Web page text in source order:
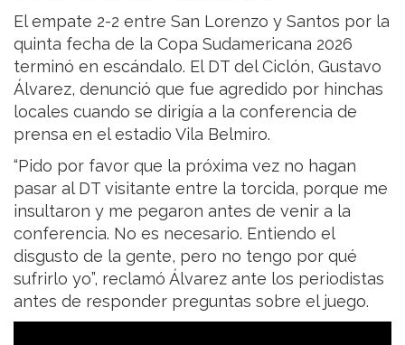
El empate 2-2 entre San Lorenzo y Santos por la
quinta fecha de la Copa Sudamericana 2026
terminó en escándalo. El DT del Ciclón, Gustavo
Álvarez, denunció que fue agredido por hinchas
locales cuando se dirigía a la conferencia de
prensa en el estadio Vila Belmiro.
“Pido por favor que la próxima vez no hagan
pasar al DT visitante entre la torcida, porque me
insultaron y me pegaron antes de venir a la
conferencia. No es necesario. Entiendo el
disgusto de la gente, pero no tengo por qué
sufrirlo yo”, reclamó Álvarez ante los periodistas
antes de responder preguntas sobre el juego.